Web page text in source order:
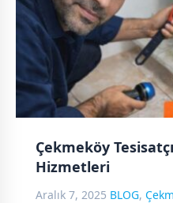
Çekmeköy
Hizmetleri
Aralık 7, 2025 BLOG,